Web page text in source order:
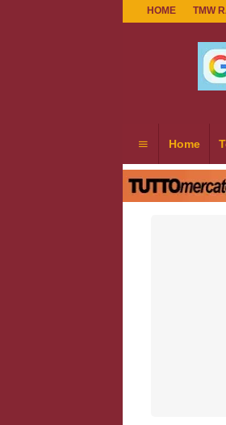
HOME TMW
Home